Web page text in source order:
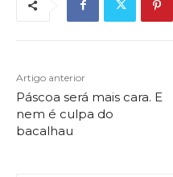
Artigo anterior
Páscoa será mais cara. E
nem é culpa do
bacalhau